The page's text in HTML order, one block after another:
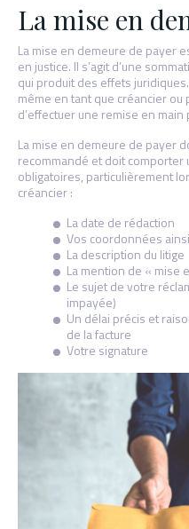
La mise en
La mise en demeure de payer
en justice. Il s’agit d’une
qui produit des effets
même en tant que créancier
d’effectuer une remise en main
La mise en demeure de payer
recommandé et doit comporter
obligatoires, particulièrement
créancier :
La date de rédaction
Vos coordonnées
La description du litige
La mention de « mise
Le sujet de votre
impayée)
Un délai précis et
de la facture
Votre signature